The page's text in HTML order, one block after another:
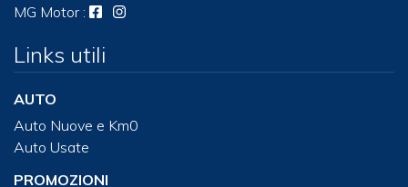
MG Motor :
Links utili
AUTO
Auto Nuove e Km0
Auto Usate
PROMOZIONI